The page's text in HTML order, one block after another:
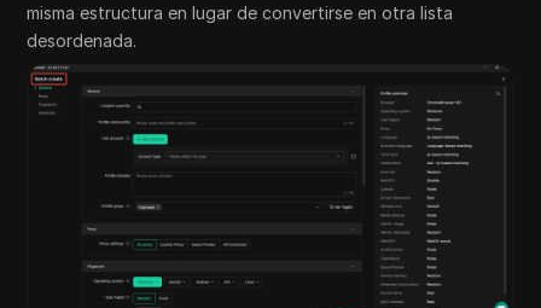
misma estructura en lugar de convertirse en otra lista
desordenada.